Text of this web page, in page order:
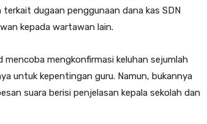
dugaan penggunaan dana kas SDN
kepada wartawan lain.
mengkonfirmasi keluhan sejumlah
untuk kepentingan guru. Namun, bukannya
suara berisi penjelasan kepala sekolah dan